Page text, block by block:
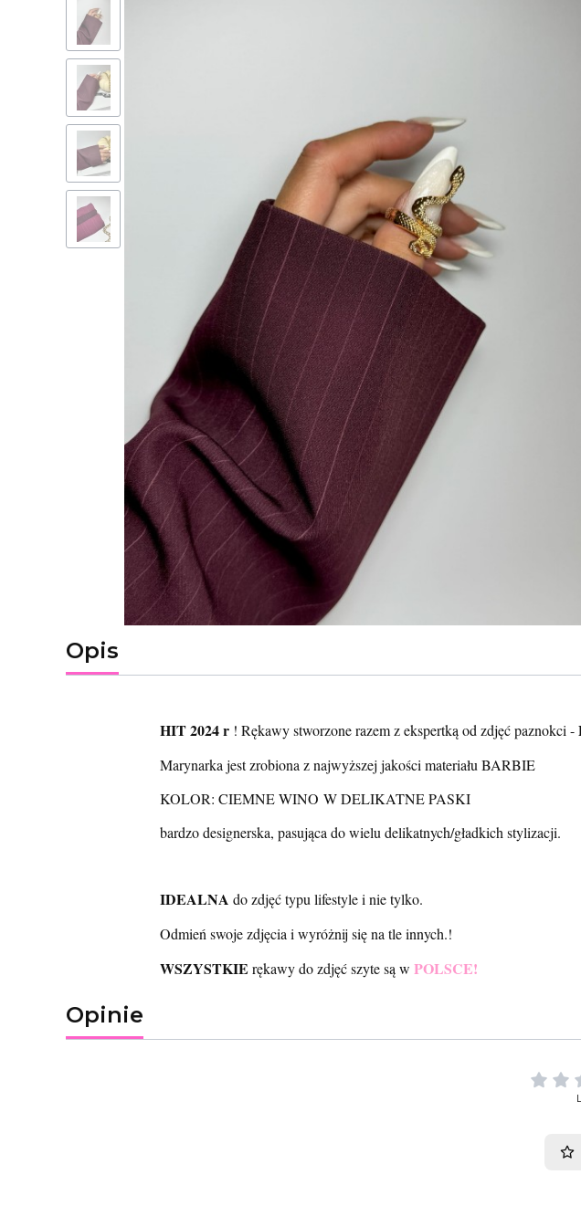
Opis
HIT 2024 r! Rękawy stworzone razem z ekspertką od zdjęć paznokci -
Marynarka jest zrobiona z najwyższej jakości materiału BARBIE
KOLOR: CIEMNE WINO W DELIKATNE PASKI
bardzo designerska, pasująca do wielu delikatnych/gładkich stylizacji.
IDEALNA do zdjęć typu lifestyle i nie tylko.
Odmień swoje zdjęcia i wyróżnij się na tle innych.!
WSZYSTKIE rękawy do zdjęć szyte są w POLSCE!
Opinie